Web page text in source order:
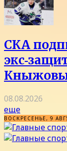
СКА
08.08.2026
еще
ВОСКРЕСЕНЬЕ, 9